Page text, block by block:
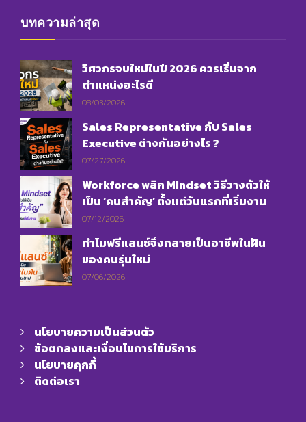
บทความล่าสุด
วิศวกรจบใหม่ในปี 2026 ควรเริ่มจาก
ตำแหน่งอะไรดี
08/03/2026
Sales Representative กับ Sales
Executive ต่างกันอย่างไร ?
07/27/2026
Workforce พลิก Mindset วิธีวางตัวให้
เป็น ‘คนสำคัญ’ ตั้งแต่วันแรกที่เริ่มงาน
07/12/2026
ทำไมฟรีแลนซ์จึงกลายเป็นอาชีพในฝัน
ของคนรุ่นใหม่
07/06/2026
นโยบายความเป็นส่วนตัว
ข้อตกลงและเงื่อนไขการใช้บริการ
นโยบายคุกกี้
ติดต่อเรา